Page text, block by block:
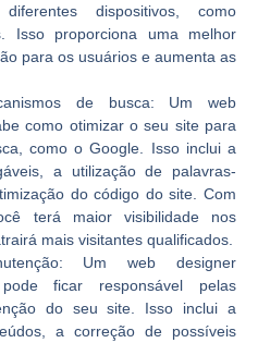
dispositivos, como
Isso proporciona uma melhor
para os usuários e aumenta as
de busca: Um web
como otimizar o seu site para
como o Google. Isso inclui a
a utilização de palavras-
do código do site. Com
terá maior visibilidade nos
mais visitantes qualificados.
Um web designer
ficar responsável pelas
do seu site. Isso inclui a
a correção de possíveis